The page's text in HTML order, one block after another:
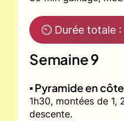
⏲ Durée totale :
Semaine 9
▪️ Pyramide en
1h30, montées de 1,
descente.